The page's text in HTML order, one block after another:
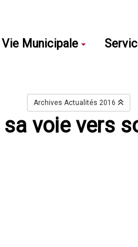
Vie Municipale
Archives Actualités 2016
sa voie vers